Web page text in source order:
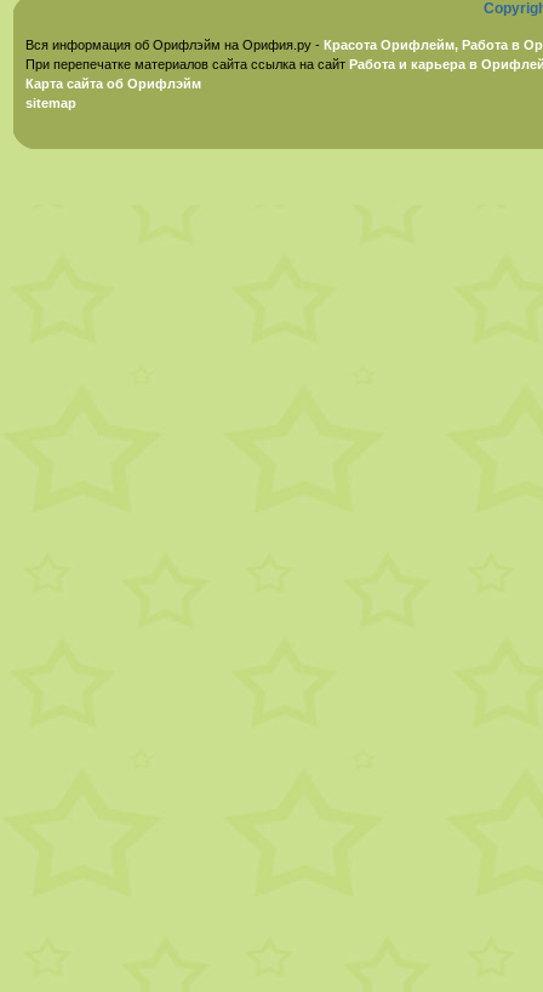
Вся информация об Орифлэйм на Орифия.ру - Красота Орифлейм, Работа в
При перепечатке материалов сайта ссылка на сайт Работа и карьера в
Карта сайта об Орифлэйм
sitemap